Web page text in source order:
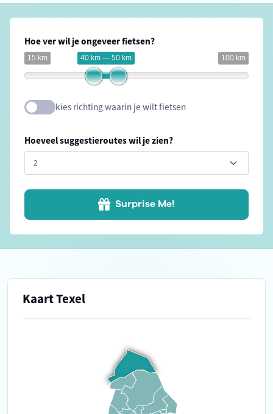
Hoe ver wil je ongeveer fietsen?
15 km 100 km
40 km — 50 km
kies richting waarin je wilt fietsen
Hoeveel suggestieroutes wil je zien?
Surprise Me!
Kaart Texel